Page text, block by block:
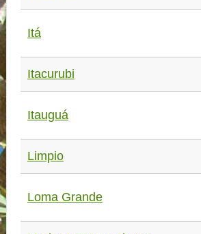
Itá
Itacurubi
Itauguá
Limpio
Loma Grande